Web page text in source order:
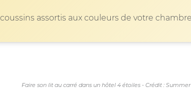
coussins assortis aux couleurs de votre
Faire son lit au carré dans un hôtel 4 étoiles - Crédit :